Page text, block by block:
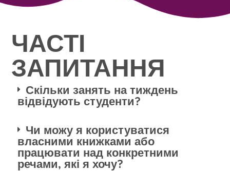
ЧАСТІ
ЗАПИТАННЯ
Скільки занять на тиждень
відвідують студенти?
Чи можу я користуватися
власними книжками або
працювати над конкретними
речами, які я хочу?